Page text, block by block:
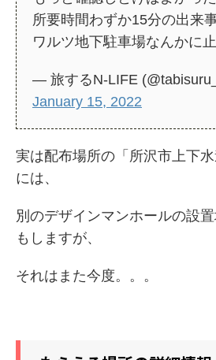
所要時間わずか15分の出来事
ワルツ地下駐車場なんかに
— 旅するN-LIFE
January 15, 2022
実は配布場所の「所沢市上下
には、
別のデザインマンホールの設
もしますが、
それはまた今度。。。